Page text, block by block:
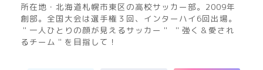
所在地・北海道札幌市東区の高校サッカー部。2009年
創部。全国大会は選手権３回、インターハイ6回出場。
＂一人ひとりの顔が見えるサッカー＂ ＂強く＆愛され
るチーム＂を目指して！